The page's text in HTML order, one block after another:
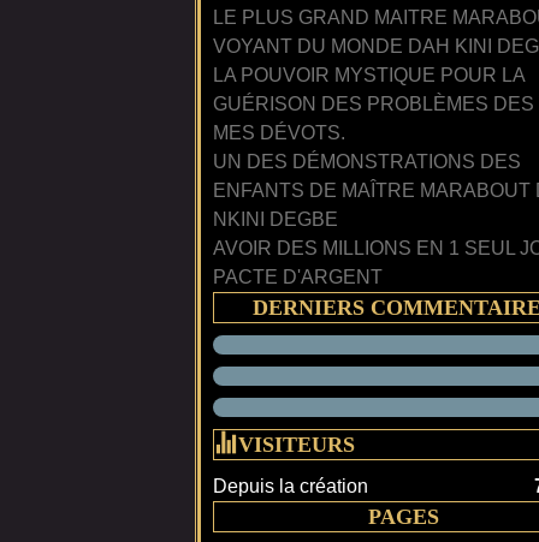
LE PLUS GRAND MAITRE
VOYANT DU MONDE DAH KINI
LA POUVOIR MYSTIQUE POUR LA
GUÉRISON DES PROBLÈMES DES
MES DÉVOTS.
UN DES DÉMONSTRATIONS DES
ENFANTS DE MAÎTRE MARABOUT
NKINI DEGBE
AVOIR DES MILLIONS EN 1 SEUL
PACTE D'ARGENT
DERNIERS
VISITEURS
Depuis la création
PAGES